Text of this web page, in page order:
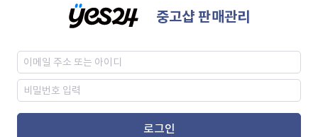
중고샵 판매관리
로그인